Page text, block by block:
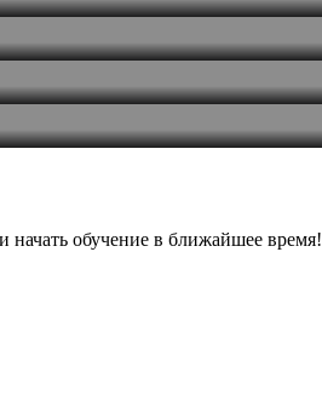
обучение в ближайшее время!